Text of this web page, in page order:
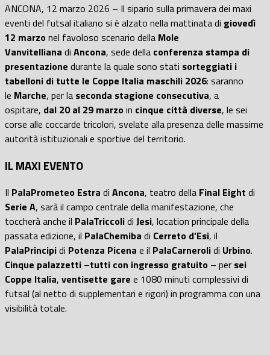
ANCONA, 12 marzo 2026 – Il sipario sulla primavera dei maxi
eventi del futsal italiano si è alzato nella mattinata di giovedì
12 marzonel favoloso scenario della Mole
Vanvitelliana di Ancona, sede della conferenza stampa di
presentazione durante la quale sono stati sorteggiati i
tabelloni di tutte le Coppe Italia maschili 2026: saranno
le Marche, per la seconda stagione consecutiva, a
ospitare, dal 20 al 29 marzoin cinque città diverse, le sei
corse alle coccarde tricolori, svelate alla presenza delle massime
autorità istituzionali e sportive del territorio.
IL MAXI EVENTO
Il PalaPrometeo Estra di Ancona, teatro della Final Eight di
Serie A, sarà il campo centrale della manifestazione, che
toccherà anche il PalaTriccolidi Jesi, location principale della
passata edizione, il PalaChemiba di Cerreto d’Esi, il
PalaPrincipidi Potenza Picena e il PalaCarnerolidi Urbino.
Cinque palazzetti –tutti con ingresso gratuito – per sei
Coppe Italia, ventisette gare e 1080 minuti complessivi di
futsal (al netto di supplementari e rigori) in programma con una
visibilità totale.